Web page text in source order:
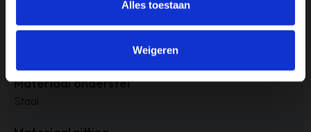
Alles toestaan
Weigeren
Materiaal
Materiaal onderstel
Staal